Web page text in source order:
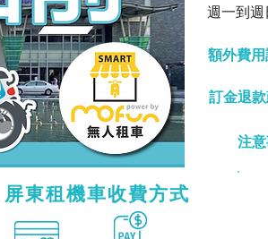
週一到
額外費
訂金退
注
屏東租機車收費方式